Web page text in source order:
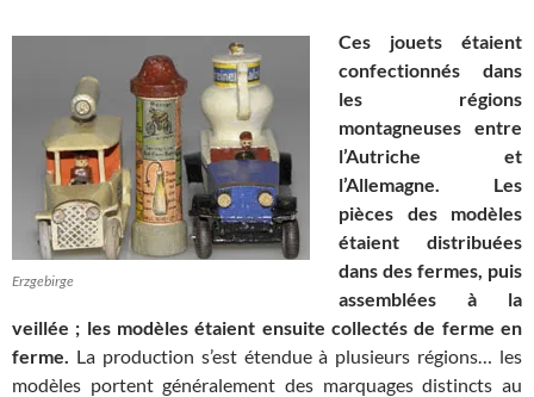
Erzgebirge
Ces jouets étaient
confectionnés dans
les régions
montagneuses entre
l’Autriche et
l’Allemagne. Les
pièces des modèles
étaient distribuées
dans des fermes, puis
assemblées à la
veillée ; les modèles étaient ensuite collectés de ferme en
ferme.
La production s’est étendue à plusieurs régions… les
modèles portent généralement des marquages distincts au